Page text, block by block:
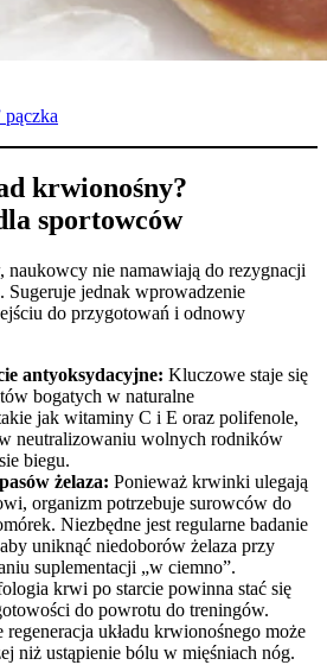
krwionośny?
sportowców
nie namawiają do rezygnacji
Sugeruje jednak wprowadzenie
do przygotowań i odnowy
antyoksydacyjne: Kluczowe staje się
bogatych w naturalne
jak witaminy C i E oraz polifenole,
neutralizowaniu wolnych rodników
biegu.
żelaza: Ponieważ krwinki ulegają
organizm potrzebuje surowców do
Niezbędne jest regularne badanie
uniknąć niedoborów żelaza przy
suplementacji „w ciemno”.
krwi po starcie powinna stać się
do powrotu do treningów.
regeneracja układu krwionośnego może
niż ustąpienie bólu w mięśniach nóg.